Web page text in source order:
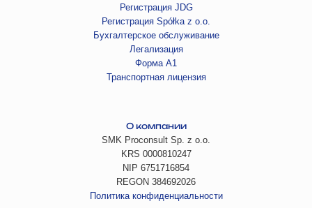
Регистрация JDG
Регистрация Spółka z o.o.
Бухгалтерское обслуживание
Легализация
Форма А1
Транспортная лицензия
О компании
SMK Proconsult Sp. z o.o.
KRS 0000810247
NIP 6751716854
REGON 384692026
Политика конфиденциальности